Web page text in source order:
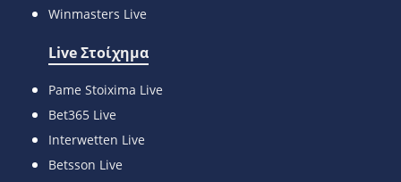
Winmasters Live
Live Στοίχημα
Pame Stoixima Live
Bet365 Live
Interwetten Live
Betsson Live